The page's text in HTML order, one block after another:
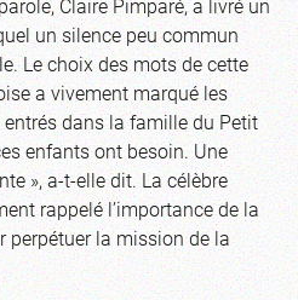
un silence peu commun
Le choix des mots de cette
a vivement marqué les
entrés dans la famille du Petit
enfants ont besoin. Une
», a-t-elle dit. La célèbre
rappelé l’importance de la
perpétuer la mission de la